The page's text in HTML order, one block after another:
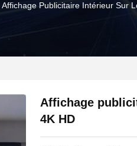
Affichage Publicitaire Intérieur Sur
Affichage
4K HD